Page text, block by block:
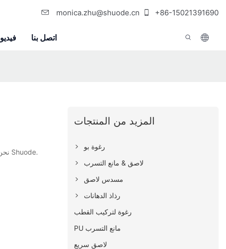
monica.zhu@shuode.cn +86-15021391690
فيديو اتصل بنا
. الآن أنت تعلم بالفعل أنه مهما كان ما تبحث عنه، فمن المؤكد أنك ستجده على Shuode. نحن نضمن أنه موجود هنا على Shuode.
المزيد من المنتجات
رغوة بو
لاصق & مانع التسرب
مسدس لاصق
رذاذ الدهانات
رغوة لتركيب القطب
PU مانع التسرب
لاصق سريع